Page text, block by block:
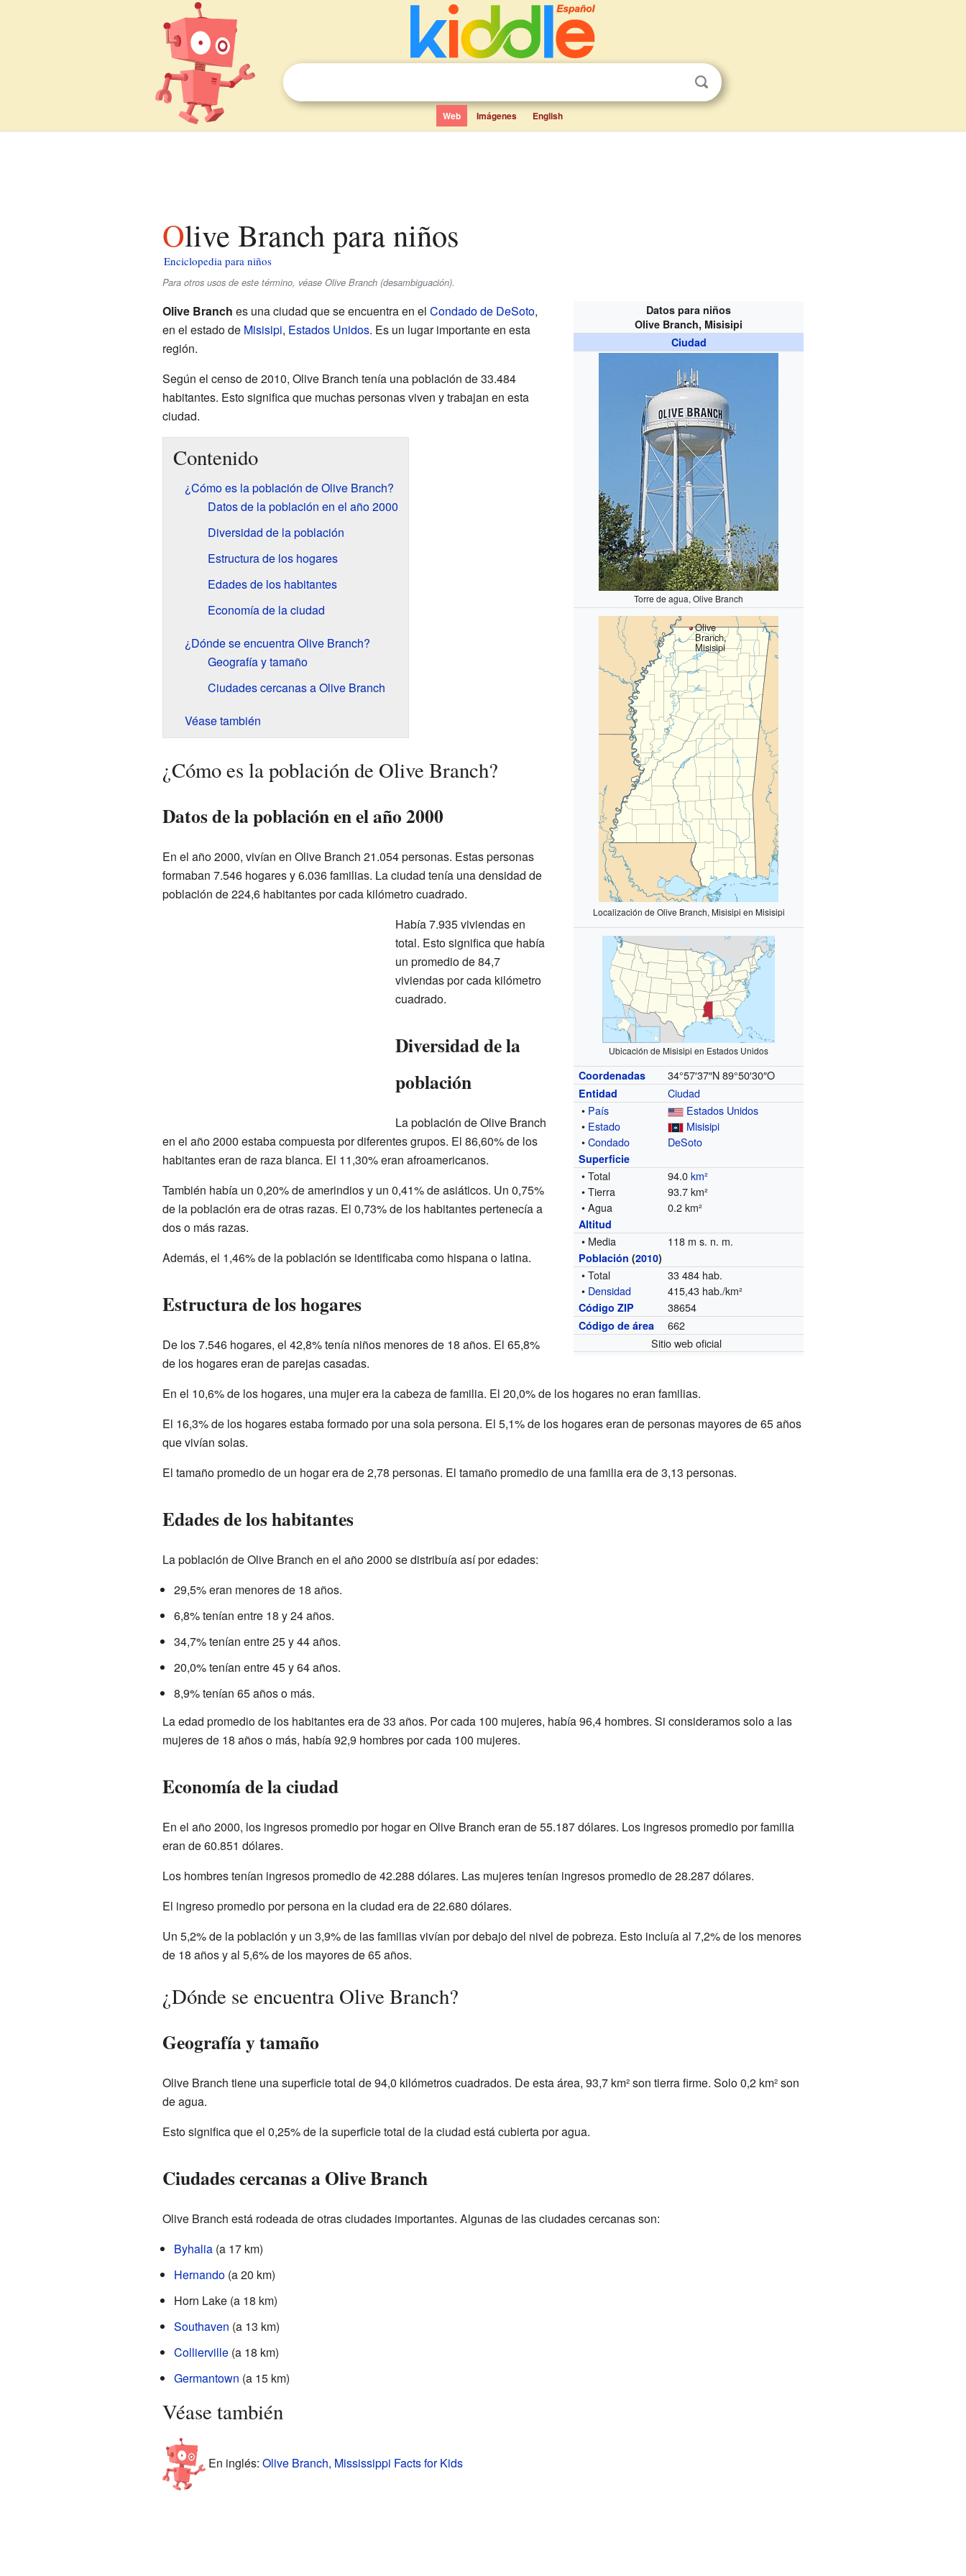
Web Imágenes English
Olive Branch para niños
Enciclopedia para niños
Para otros usos de este término, véase Olive Branch (desambiguación).
Datos para niños
Olive Branch, Misisipi
Ciudad
Torre de agua, Olive Branch
Olive
Branch,
Misisipi
Localización de Olive Branch, Misisipi en Misisipi
Ubicación de Misisipi en Estados Unidos
Coordenadas 34°57′37″N 89°50′30″O
Entidad
Ciudad
• País
Estados Unidos
• Estado
Misisipi
•Condado DeSoto
Superficie
• Total 94.0km²
• Tierra
93.7 km²
• Agua
0.2 km²
Altitud
• Media 118 m s. n. m.
Población (2010)
• Total
33 484 hab.
• Densidad 415,43 hab./km²
Código ZIP 38654
Código de área
662
Sitio web oficial
Olive Branch es una ciudad que se encuentra en el Condado de DeSoto,
en el estado de Misisipi, Estados Unidos. Es un lugar importante en esta
región.
Según el censo de 2010, Olive Branch tenía una población de 33.484
habitantes. Esto significa que muchas personas viven y trabajan en esta
ciudad.
Contenido
¿Cómo es la población de Olive Branch?
Datos de la población en el año 2000
Diversidad de la población
Estructura de los hogares
Edades de los habitantes
Economía de la ciudad
¿Dónde se encuentra Olive Branch?
Geografía y tamaño
Ciudades cercanas a Olive Branch
Véase también
¿Cómo es la población de Olive Branch?
Datos de la población en el año 2000
En el año 2000, vivían en Olive Branch 21.054 personas. Estas personas
formaban 7.546 hogares y 6.036 familias. La ciudad tenía una densidad de
población de 224,6 habitantes por cada kilómetro cuadrado.
Había 7.935 viviendas en
total. Esto significa que había
un promedio de 84,7
viviendas por cada kilómetro
cuadrado.
Diversidad de la
población
La población de Olive Branch
en el año 2000 estaba compuesta por diferentes grupos. El 86,60% de los
habitantes eran de raza blanca. El 11,30% eran afroamericanos.
También había un 0,20% de amerindios y un 0,41% de asiáticos. Un 0,75%
de la población era de otras razas. El 0,73% de los habitantes pertenecía a
dos o más razas.
Además, el 1,46% de la población se identificaba como hispana o latina.
Estructura de los hogares
De los 7.546 hogares, el 42,8% tenía niños menores de 18 años. El 65,8%
de los hogares eran de parejas casadas.
En el 10,6% de los hogares, una mujer era la cabeza de familia. El 20,0% de los hogares no eran familias.
El 16,3% de los hogares estaba formado por una sola persona. El 5,1% de los hogares eran de personas mayores de 65 años
que vivían solas.
El tamaño promedio de un hogar era de 2,78 personas. El tamaño promedio de una familia era de 3,13 personas.
Edades de los habitantes
La población de Olive Branch en el año 2000 se distribuía así por edades:
29,5% eran menores de 18 años.
6,8% tenían entre 18 y 24 años.
34,7% tenían entre 25 y 44 años.
20,0% tenían entre 45 y 64 años.
8,9% tenían 65 años o más.
La edad promedio de los habitantes era de 33 años. Por cada 100 mujeres, había 96,4 hombres. Si consideramos solo a las
mujeres de 18 años o más, había 92,9 hombres por cada 100 mujeres.
Economía de la ciudad
En el año 2000, los ingresos promedio por hogar en Olive Branch eran de 55.187 dólares. Los ingresos promedio por familia
eran de 60.851 dólares.
Los hombres tenían ingresos promedio de 42.288 dólares. Las mujeres tenían ingresos promedio de 28.287 dólares.
El ingreso promedio por persona en la ciudad era de 22.680 dólares.
Un 5,2% de la población y un 3,9% de las familias vivían por debajo del nivel de pobreza. Esto incluía al 7,2% de los menores
de 18 años y al 5,6% de los mayores de 65 años.
¿Dónde se encuentra Olive Branch?
Geografía y tamaño
Olive Branch tiene una superficie total de 94,0 kilómetros cuadrados. De esta área, 93,7 km² son tierra firme. Solo 0,2 km² son
de agua.
Esto significa que el 0,25% de la superficie total de la ciudad está cubierta por agua.
Ciudades cercanas a Olive Branch
Olive Branch está rodeada de otras ciudades importantes. Algunas de las ciudades cercanas son:
Byhalia(a 17 km)
Hernando(a 20 km)
Horn Lake (a 18 km)
Southaven (a 13 km)
Collierville(a 18 km)
Germantown (a 15 km)
Véase también
En inglés: Olive Branch, Mississippi Facts for Kids